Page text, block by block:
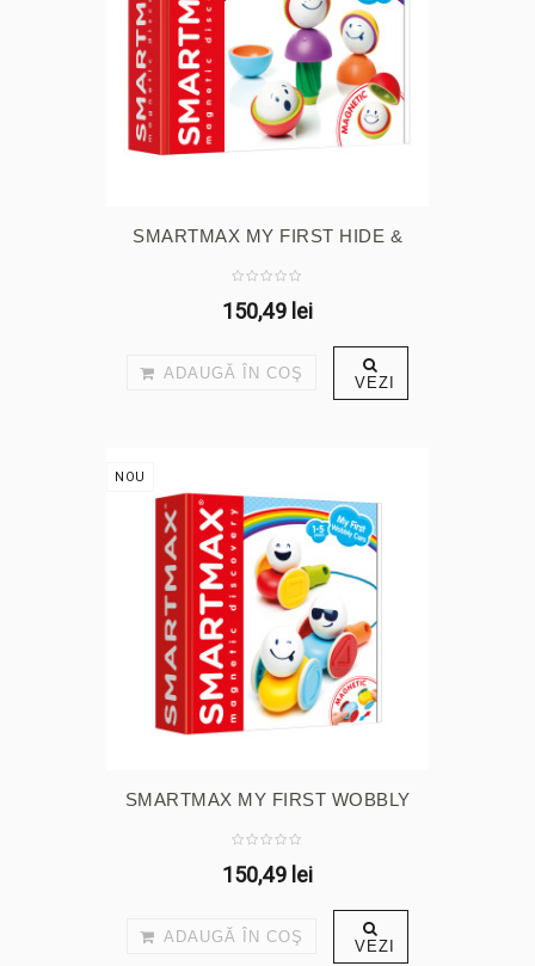
SMARTMAX MY FIRST HIDE &
150,49 lei
ADAUGĂ ÎN COŞ VEZI
NOU
SMARTMAX MY FIRST WOBBLY
150,49 lei
ADAUGĂ ÎN COŞ VEZI